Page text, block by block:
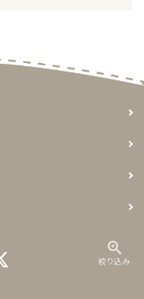
zoom_in
絞り込み